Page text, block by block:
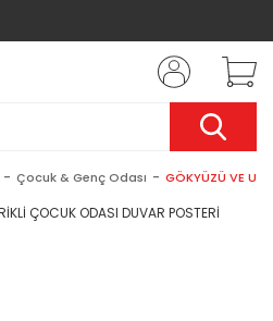
Çocuk & Genç Odası GÖKYÜZÜ VE